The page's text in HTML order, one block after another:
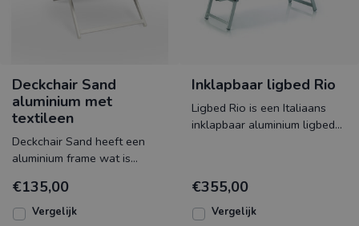
Deckchair Sand
aluminium met
textileen
Deckchair Sand heeft een
aluminium frame wat is
een nekkussen. Het frame
€135,00
Vergelijk
Inklapbaar ligbed Rio
Ligbed Rio is een Italiaans
inklapbaar aluminium ligbed
€355,00
Vergelijk